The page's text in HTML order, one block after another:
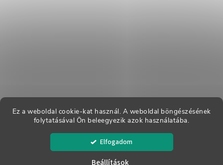
Ez a weboldal cookie-kat használ. A weboldal böngészésének
folytatásával Ön beleegyezik azok használatába.
Elfogadom
Beállítások
Shoptet készítette
Dreváky Buxa. Minden jog fenntartva.